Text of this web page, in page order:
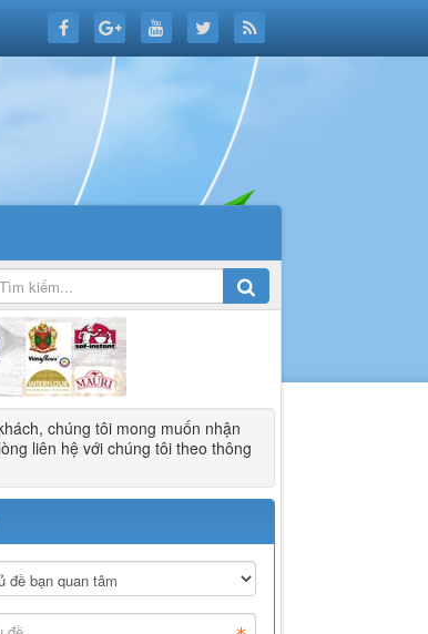
chúng tôi mong muốn nhận
liên hệ với chúng tôi theo thông